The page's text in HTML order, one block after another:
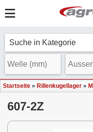
Suche in Kategorie
Startseite » Rillenkugellager »
607-2Z